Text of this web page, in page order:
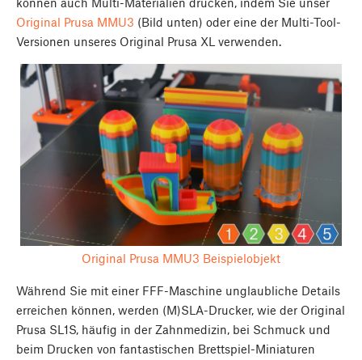
Original Prusa MMU3 (Bild unten) oder eine der Multi-Tool-
Versionen unseres Original Prusa XL verwenden.
Original Prusa MMU3 Beispielobjekt
Während Sie mit einer FFF-Maschine unglaubliche Details
erreichen können, werden (M)SLA-Drucker, wie der Original
Prusa SL1S, häufig in der Zahnmedizin, bei Schmuck und
beim Drucken von fantastischen Brettspiel-Miniaturen